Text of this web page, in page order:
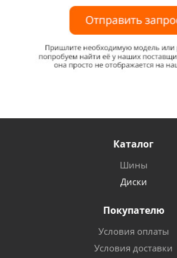
Каталог
Шины
Диски
Покупателю
Условия оплаты
Условия доставки